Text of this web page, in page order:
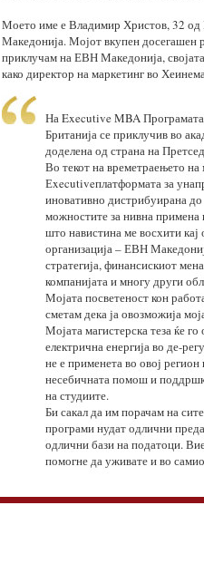
Моето име е Владимир Христов, 32
Македонија. Мојот вкупен досегашен
приклучам на ЕВН Македонија,
како директор на маркетинг во
На Executive MBA
Британија се приклучив во
доделена од страна на
Во текот на времетраењето
Еxecutiveплатформата за
иновативно дистрибуирана до
можностите за нивна
што навистина ме восхити кај
организација – ЕВН
стратегија, финансискиот
компанијата и многу други
Мојата посветеност кон
сметам дека ја овозможија
Мојата магистерска теза ќе
електрична енергија во де-
не е применета во овој
несебичната помош и
на студиите.
Би сакал да им порачам на
програми нудат одлични
одлични бази на податоци.
помогне да уживате и во